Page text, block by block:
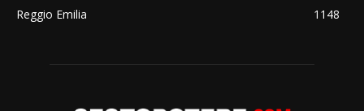
Reggio Emilia
1148